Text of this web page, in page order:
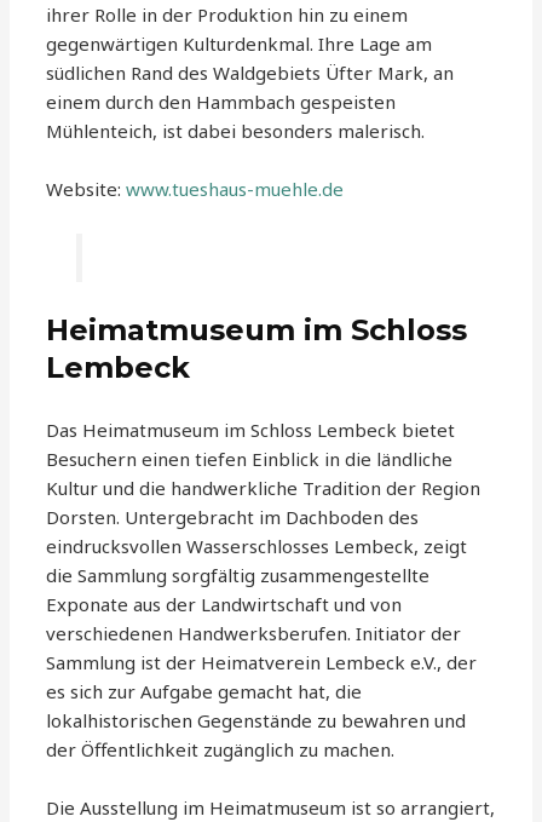
ihrer Rolle in der Produktion hin zu einem
gegenwärtigen Kulturdenkmal. Ihre Lage am
südlichen Rand des Waldgebiets Üfter Mark, an
einem durch den Hammbach gespeisten
Mühlenteich, ist dabei besonders malerisch.
Website:www.tueshaus-muehle.de
Heimatmuseum im Schloss
Lembeck
Das Heimatmuseum im Schloss Lembeck bietet
Besuchern einen tiefen Einblick in die ländliche
Kultur und die handwerkliche Tradition der Region
Dorsten. Untergebracht im Dachboden des
eindrucksvollen Wasserschlosses Lembeck, zeigt
die Sammlung sorgfältig zusammengestellte
Exponate aus der Landwirtschaft und von
verschiedenen Handwerksberufen. Initiator der
Sammlung ist der Heimatverein Lembeck e.V., der
es sich zur Aufgabe gemacht hat, die
lokalhistorischen Gegenstände zu bewahren und
der Öffentlichkeit zugänglich zu machen.
Die Ausstellung im Heimatmuseum ist so arrangiert,